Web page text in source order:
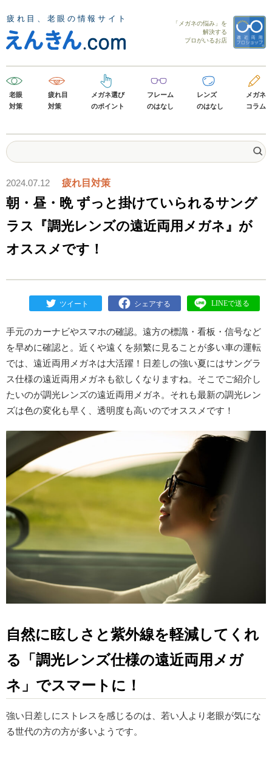
「メガネの悩み」を
解決する
プロがいるお店
老眼
対策
疲れ目
対策
メガネ選び
のポイント
フレーム
のはなし
レンズ
のはなし
メガネ
コラム
2024.07.12 疲れ目対策
朝・昼・晩 ずっと掛けていられるサング
ラス『調光レンズの遠近両用メガネ』が
オススメです！
手元のカーナビやスマホの確認。遠方の標識・看板・信号など
を早めに確認と。近くや遠くを頻繁に見ることが多い車の運転
では、遠近両用メガネは大活躍！日差しの強い夏にはサングラ
ス仕様の遠近両用メガネも欲しくなりますね。そこでご紹介し
たいのが調光レンズの遠近両用メガネ。それも最新の調光レン
ズは色の変化も早く、透明度も高いのでオススメです！
自然に眩しさと紫外線を軽減してくれ
る「調光レンズ仕様の遠近両用メガ
ネ」でスマートに！
強い日差しにストレスを感じるのは、若い人より老眼が気にな
る世代の方の方が多いようです。